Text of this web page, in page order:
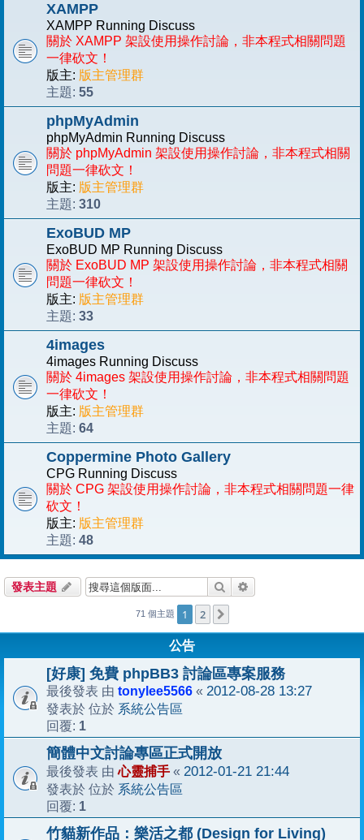
XAMPP
XAMPP Running Discuss
關於 XAMPP 架設使用操作討論，非本程式相關問題
一律砍文！
版主: 版主管理群
主題: 55
phpMyAdmin
phpMyAdmin Running Discuss
關於 phpMyAdmin 架設使用操作討論，非本程式相關
問題一律砍文！
版主: 版主管理群
主題: 310
ExoBUD MP
ExoBUD MP Running Discuss
關於 ExoBUD MP 架設使用操作討論，非本程式相關
問題一律砍文！
版主: 版主管理群
主題: 33
4images
4images Running Discuss
關於 4images 架設使用操作討論，非本程式相關問題
一律砍文！
版主: 版主管理群
主題: 64
Coppermine Photo Gallery
CPG Running Discuss
關於 CPG 架設使用操作討論，非本程式相關問題一律
砍文！
版主: 版主管理群
主題: 48
發表主題 搜尋
71 個主題 1 2
公告
[好康] 免費 phpBB3 討論區專案服務
最後發表 由 tonylee5566 « 2012-08-28 13:27
發表於 位於 系統公告區
回覆: 1
簡體中文討論專區正式開放
最後發表 由心靈捕手 « 2012-01-21 21:44
發表於 位於 系統公告區
回覆: 1
竹貓新作品：樂活之都 (Design for Living)